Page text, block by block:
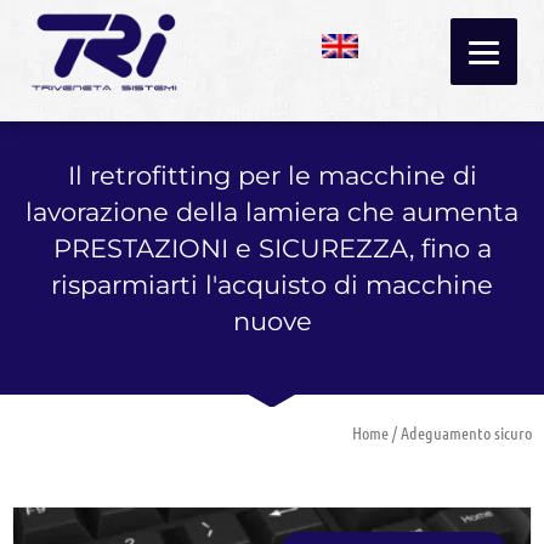
contenuto
Il retrofitting per le macchine di
lavorazione della lamiera che aumenta
PRESTAZIONI e SICUREZZA, fino a
risparmiarti l'acquisto di macchine
nuove
Home/ Adeguamento sicuro
P
P